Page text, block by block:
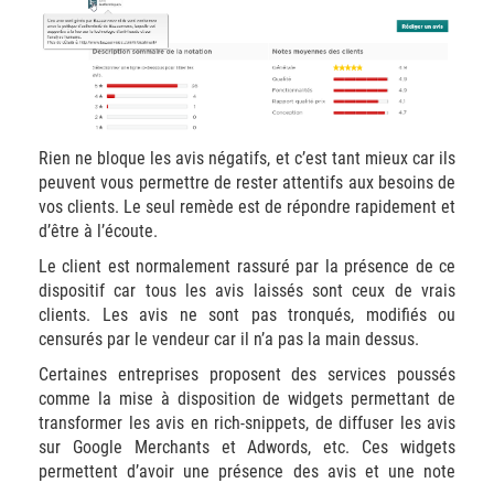
Rien ne bloque les avis négatifs, et c’est tant mieux car ils
peuvent vous permettre de rester attentifs aux besoins de
vos clients. Le seul remède est de répondre rapidement et
d’être à l’écoute.
Le client est normalement rassuré par la présence de ce
dispositif car tous les avis laissés sont ceux de vrais
clients. Les avis ne sont pas tronqués, modifiés ou
censurés par le vendeur car il n’a pas la main dessus.
Certaines entreprises proposent des services poussés
comme la mise à disposition de widgets permettant de
transformer les avis en rich-snippets, de diffuser les avis
sur Google Merchants et Adwords, etc. Ces widgets
permettent d’avoir une présence des avis et une note